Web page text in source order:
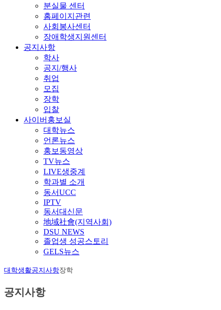
분실물 센터
홈페이지관련
사회봉사센터
장애학생지원센터
공지사항
학사
공지/행사
취업
모집
장학
입찰
사이버홍보실
대학뉴스
언론뉴스
홍보동영상
TV뉴스
LIVE생중계
학과별 소개
동서UCC
IPTV
동서대신문
地域社會(지역사회)
DSU NEWS
졸업생 성공스토리
GELS뉴스
대학생활공지사항장학
공지사항